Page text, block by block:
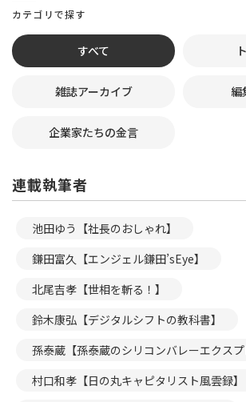
カテゴリで探す
すべて
雑誌アーカイブ 編
企業家たちの金言
連載執筆者
池田ゆう【社長のおしゃれ】
鎌田富久【エンジェル鎌田’sEye】
北尾吉孝【世相を斬る！】
鈴木康弘【デジタルシフトの教科書】
孫泰蔵【孫泰蔵のシリコンバレーエクスプ
村口和孝【日の丸キャピタリスト風雲録】